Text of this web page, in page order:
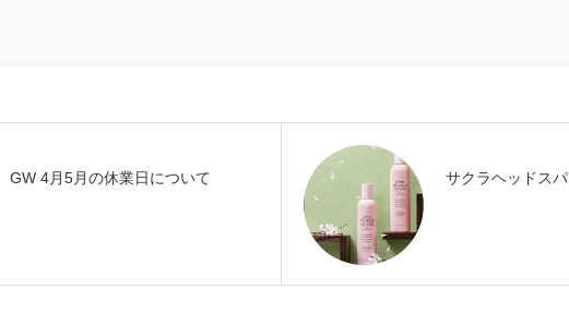
GW 4月5月の休業日について サクラヘッドスパ